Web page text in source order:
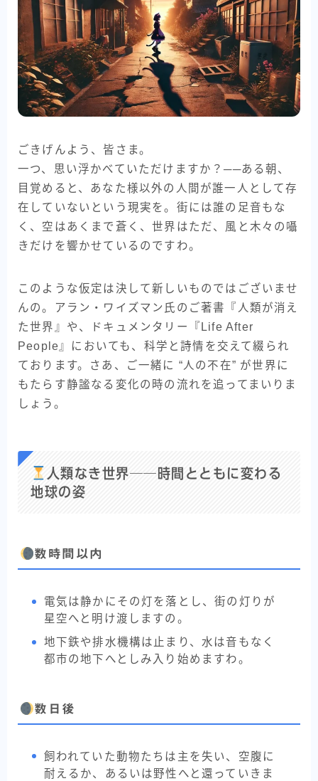
ごきげんよう、皆さま。
一つ、思い浮かべていただけますか？──ある朝、
目覚めると、あなた様以外の人間が誰一人として存
在していないという現実を。街には誰の足音もな
く、空はあくまで蒼く、世界はただ、風と木々の囁
きだけを響かせているのですわ。
このような仮定は決して新しいものではございませ
んの。アラン・ワイズマン氏のご著書『人類が消え
た世界』や、ドキュメンタリー『Life After
People』においても、科学と詩情を交えて綴られ
ております。さあ、ご一緒に “人の不在” が世界に
もたらす静謐なる変化の時の流れを追ってまいりま
しょう。
人類なき世界──時間とともに変わる
地球の姿
数時間以内
電気は静かにその灯を落とし、街の灯りが
星空へと明け渡しますの。
地下鉄や排水機構は止まり、水は音もなく
都市の地下へとしみ入り始めますわ。
数日後
飼われていた動物たちは主を失い、空腹に
耐えるか、あるいは野性へと還っていきま